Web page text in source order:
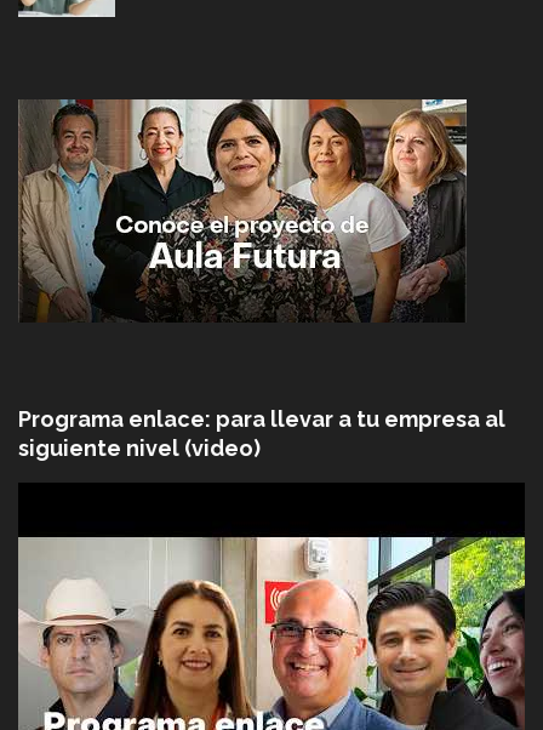
Programa enlace: para llevar a tu empresa al
siguiente nivel (video)